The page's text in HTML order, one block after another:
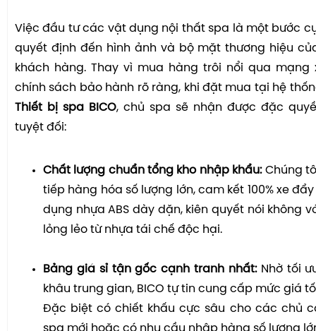
Việc đầu tư các vật dụng nội thất spa là một bước
quyết định đến hình ảnh và bộ mặt thương hiệu
khách hàng. Thay vì mua hàng trôi nổi qua mạng
chính sách bảo hành rõ ràng, khi đặt mua tại hệ
Thiết bị spa BICO, chủ spa sẽ nhận được đặc
tuyệt đối:
Chất lượng chuẩn tổng kho nhập khẩu:Chúng
tiếp hàng hóa số lượng lớn, cam kết 100% xe
dụng nhựa ABS dày dặn, kiên quyết nói không
lỏng lẻo từ nhựa tái chế độc hại.
Bảng giá sỉ tận gốc cạnh tranh nhất:Nhờ tối
khâu trung gian, BICO tự tin cung cấp mức giá
Đặc biệt có chiết khấu cực sâu cho các chủ